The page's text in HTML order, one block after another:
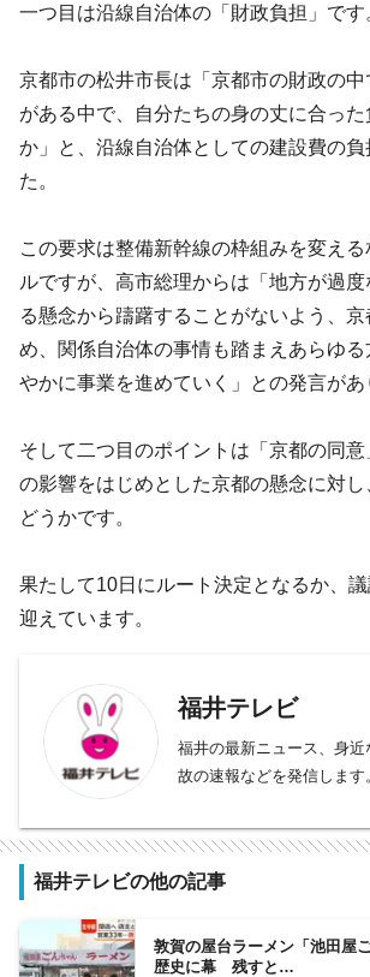
一つ目は沿線自治体の「財政負担」で
京都市の松井市長は「京都市の財政の
がある中で、自分たちの身の丈に合った
か」と、沿線自治体としての建設費の
た。
この要求は整備新幹線の枠組みを変え
ルですが、高市総理からは「地方が過
る懸念から躊躇することがないよう、
め、関係自治体の事情も踏まえあらゆ
やかに事業を進めていく」との発言があ
そして二つ目のポイントは「京都の同
の影響をはじめとした京都の懸念に対
どうかです。
果たして10日にルート決定となるか、
迎えています。
福井テレビ
福井の最新ニュース、身
故の速報などを発信します
福井テレビの他の記事
敦賀の屋台ラーメン「池田屋
歴史に幕 残すと…